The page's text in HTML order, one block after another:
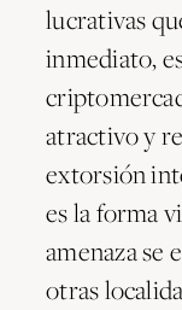
lucrativas
inmediato,
atractivo y
extorsión
es la forma
amenaza se
otras